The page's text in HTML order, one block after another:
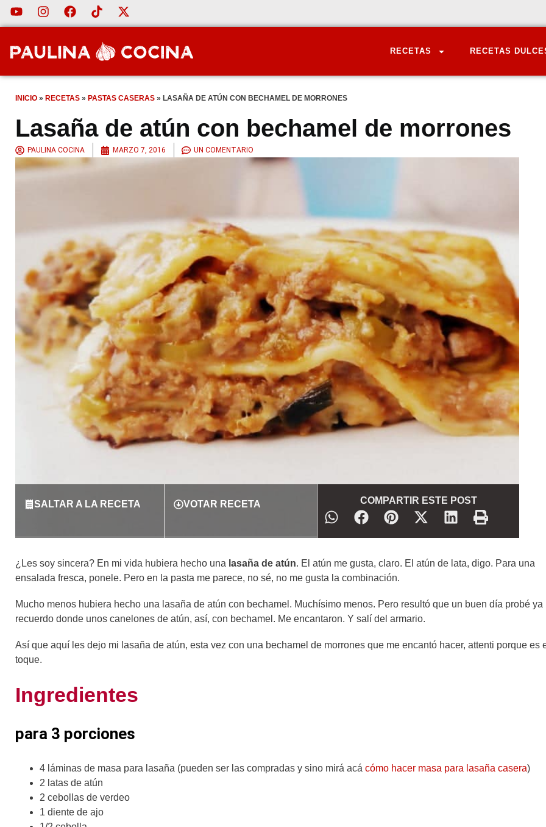
RECETAS RECETAS
INICIO » RECETAS » PASTAS CASERAS » LASAÑA DE ATÚN CON BECHAMEL DE MORRONES
Lasaña de atún con bechamel de morrones
PAULINA COCINA MARZO 7, 2016 UN COMENTARIO
SALTAR A LA RECETA VOTAR RECETA COMPARTIR ESTE POST
¿Les soy sincera? En mi vida hubiera hecho una lasaña de atún. El atún me gusta, claro. El atún de lata, digo. Para una
ensalada fresca, ponele. Pero en la pasta me parece, no sé, no me gusta la combinación.
Mucho menos hubiera hecho una lasaña de atún con bechamel. Muchísimo menos. Pero resultó que un buen día probé ya
recuerdo donde unos canelones de atún, así, con bechamel. Me encantaron. Y salí del armario.
Así que aquí les dejo mi lasaña de atún, esta vez con una bechamel de morrones que me encantó hacer, attenti porque es
toque.
Ingredientes
para 3 porciones
4 láminas de masa para lasaña (pueden ser las compradas y sino mirá acá cómo hacer masa para lasaña casera)
2 latas de atún
2 cebollas de verdeo
1 diente de ajo